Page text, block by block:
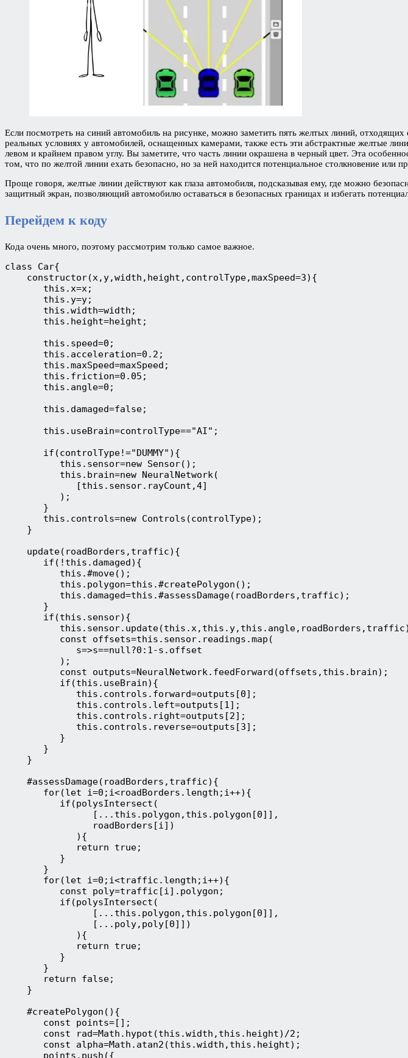
Если посмотреть на синий автомобиль на рисунке, можно заметить пять желтых линий,
реальных условиях у автомобилей, оснащенных камерами, также есть эти абстрактные желтые
левом и крайнем правом углу. Вы заметите, что часть линии окрашена в черный цвет. Эта
том, что по желтой линии ехать безопасно, но за ней находится потенциальное столкновение или
Проще говоря, желтые линии действуют как глаза автомобиля, подсказывая ему, где можно
защитный экран, позволяющий автомобилю оставаться в безопасных границах и избегать
Перейдем к коду
Кода очень много, поэтому рассмотрим только самое важное.
class Car{
    constructor(x,y,width,height,controlType,maxSpeed=3){
       this.x=x;
       this.y=y;
       this.width=width;
       this.height=height;
       this.speed=0;
       this.acceleration=0.2;
       this.maxSpeed=maxSpeed;
       this.friction=0.05;
       this.angle=0;
       this.damaged=false;
       this.useBrain=controlType=="AI";
       if(controlType!="DUMMY"){
          this.sensor=new Sensor();
          this.brain=new NeuralNetwork(
             [this.sensor.rayCount,4]
          );
       }
       this.controls=new Controls(controlType);
    }
    update(roadBorders,traffic){
       if(!this.damaged){
          this.#move();
          this.polygon=this.#createPolygon();
          this.damaged=this.#assessDamage(roadBorders,traffic);
       }
       if(this.sensor){
          const offsets=this.sensor.readings.map(
             s=>s==null?0:1-s.offset
          );
          const outputs=NeuralNetwork.feedForward(offsets,this.brain);
          if(this.useBrain){
             this.controls.forward=outputs[0];
             this.controls.left=outputs[1];
             this.controls.right=outputs[2];
             this.controls.reverse=outputs[3];
          }
       }
    }
    #assessDamage(roadBorders,traffic){
       for(let i=0;i<roadBorders.length;i++){
          if(polysIntersect(
                [...this.polygon,this.polygon[0]],
                roadBorders[i])
             ){
             return true;
          }
       }
       for(let i=0;i<traffic.length;i++){
          const poly=traffic[i].polygon;
          if(polysIntersect(
                [...this.polygon,this.polygon[0]],
                [...poly,poly[0]])
             ){
             return true;
          }
       }
       return false;
    }
    #createPolygon(){
       const points=[];
       const rad=Math.hypot(this.width,this.height)/2;
       const alpha=Math.atan2(this.width,this.height);
       points.push({